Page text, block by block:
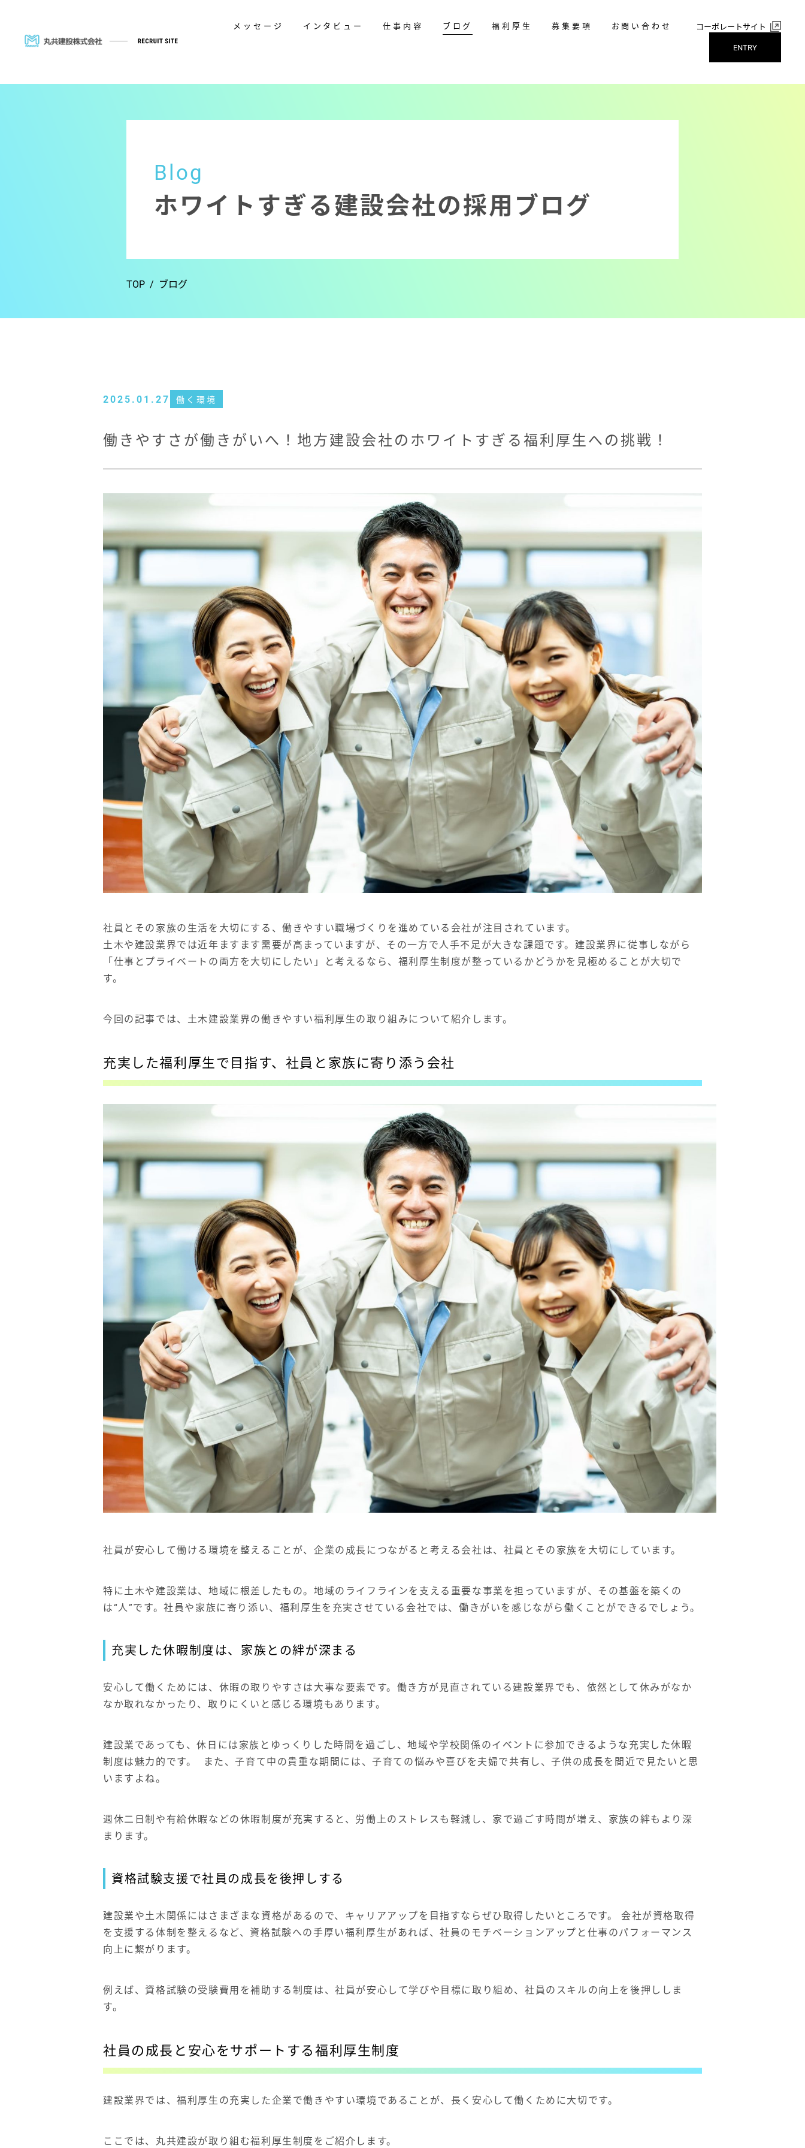
メッセージ インタビュー 仕事内容 ブログ 福利厚生 募集要項 お問い合わせ
コーポレートサイト
ENTRY
Blog
ホワイトすぎる建設会社の採用ブログ
TOP ブログ
2025.01.27 働く環境
働きやすさが働きがいへ！地方建設会社のホワイトすぎる福利厚生への挑戦！
社員とその家族の生活を大切にする、働きやすい職場づくりを進めている会社が注目されています。
土木や建設業界では近年ますます需要が高まっていますが、その一方で人手不足が大きな課題です。建設業界に従事しながら
「仕事とプライベートの両方を大切にしたい」と考えるなら、福利厚生制度が整っているかどうかを見極めることが大切で
す。
今回の記事では、土木建設業界の働きやすい福利厚生の取り組みについて紹介します。
充実した福利厚生で目指す、社員と家族に寄り添う会社
社員が安心して働ける環境を整えることが、企業の成長につながると考える会社は、社員とその家族を大切にしています。
特に土木や建設業は、地域に根差したもの。地域のライフラインを支える重要な事業を担っていますが、その基盤を築くの
は“人”です。社員や家族に寄り添い、福利厚生を充実させている会社では、働きがいを感じながら働くことができるでしょう。
充実した休暇制度は、家族との絆が深まる
安心して働くためには、休暇の取りやすさは大事な要素です。働き方が見直されている建設業界でも、依然として休みがなか
なか取れなかったり、取りにくいと感じる環境もあります。
建設業であっても、休日には家族とゆっくりした時間を過ごし、地域や学校関係のイベントに参加できるような充実した休暇
制度は魅力的です。
また、子育て中の貴重な期間には、子育ての悩みや喜びを夫婦で共有し、子供の成長を間近で見たいと思
いますよね。
週休二日制や有給休暇などの休暇制度が充実すると、労働上のストレスも軽減し、家で過ごす時間が増え、家族の絆もより深
まります。
資格試験支援で社員の成長を後押しする
建設業や土木関係にはさまざまな資格があるので、キャリアアップを目指すならぜひ取得したいところです。 会社が資格取得
を支援する体制を整えるなど、資格試験への手厚い福利厚生があれば、社員のモチベーションアップと仕事のパフォーマンス
向上に繋がります。
例えば、資格試験の受験費用を補助する制度は、社員が安心して学びや目標に取り組め、社員のスキルの向上を後押ししま
す。
社員の成長と安心をサポートする福利厚生制度
建設業界では、福利厚生の充実した企業で働きやすい環境であることが、長く安心して働くために大切です。
ここでは、丸共建設が取り組む福利厚生制度をご紹介します。